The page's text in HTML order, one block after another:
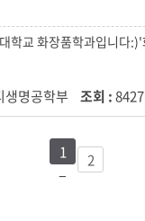
생명공학부 조회 :8427
1 2